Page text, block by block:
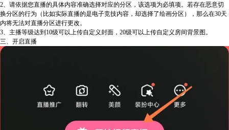
2、请依据您直播的具体内容准确选择对应的分区，该选项为必填项。若存在恶意切
换分区的行为（比如实际直播的是电子竞技内容，却选择了绘画分区），那么在30天
内将无法对直播分区进行更改。
3、主播等级达到10级可以上传自定义封面，20级可以上传自定义房间背景图。
三、开启直播